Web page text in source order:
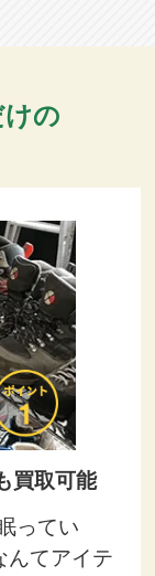
の
買取可能
ってい
てアイテ